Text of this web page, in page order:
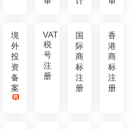
境
外
投
资
备
案
VAT
税
号
注
册
国
际
商
标
注
册
香
港
商
标
注
册